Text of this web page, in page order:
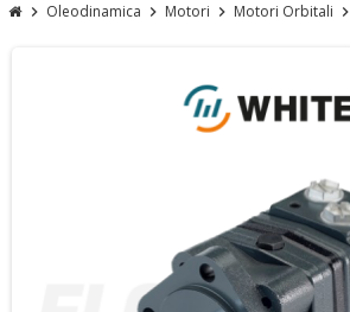
chevron_right Oleodinamica chevron_right Motori chevron_right Motori Orbitali chevron_right